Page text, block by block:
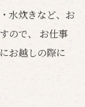
水炊きなど、お
ので、 お仕事
お越しの際に